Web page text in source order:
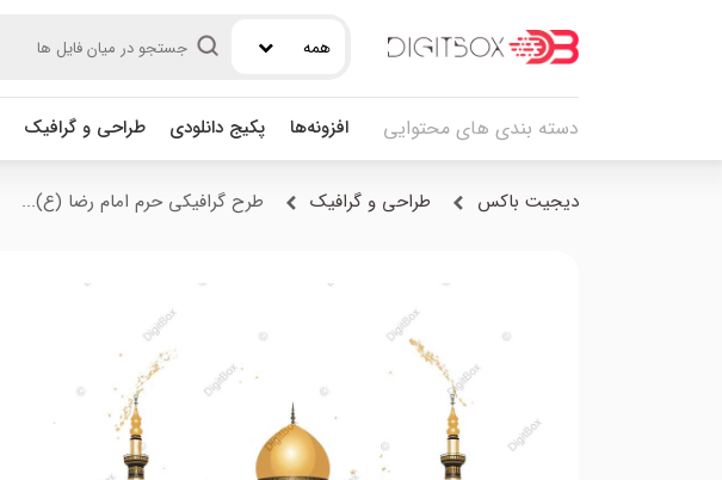
همه
دسته بندی های محتوایی افزونه‌ها پکیج دانلودی طراحی و گرافیک
دیجیت باکس طراحی و گرافیک طرح گرافیکی حرم امام رضا (ع)...